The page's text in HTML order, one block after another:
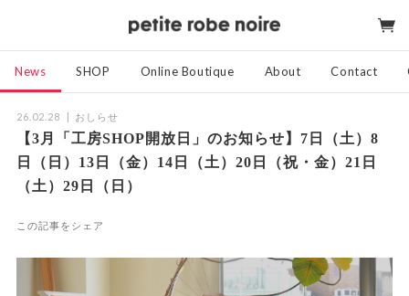
News SHOP Online Boutique About Contact
26.02.28 おしらせ
【3月「工房SHOP開放日」のお知らせ】7日（土）8
日（日）13日（金）14日（土）20日（祝・金）21日
（土）29日（日）
この記事をシェア